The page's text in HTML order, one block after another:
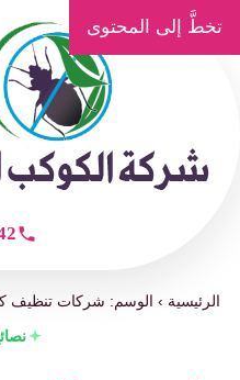
تخطَّ إلى المحتوى
الرئيسية ›الوسم: شركات تنظيف